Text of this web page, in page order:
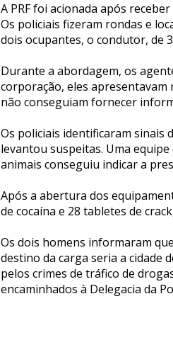
A PRF foi acionada após
Os policiais fizeram rondas e
dois ocupantes, o condutor, de
Durante a abordagem, os
corporação, eles
não conseguiam fornecer
Os policiais identificaram sinais
levantou suspeitas. Uma
animais conseguiu indicar a
Após a abertura dos
de cocaína e 28 tabletes de
Os dois homens informaram
destino da carga seria a cidade
pelos crimes de tráfico de
encaminhados à Delegacia da